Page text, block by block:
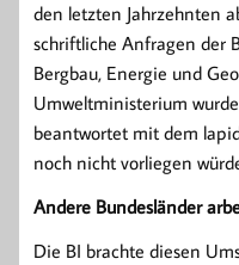
den letzten Jahrzehnten
schriftliche Anfragen der
Bergbau, Energie und
Umweltministerium
beantwortet mit dem
noch nicht vorliegen
Andere Bundesländer
Die BI brachte diesen